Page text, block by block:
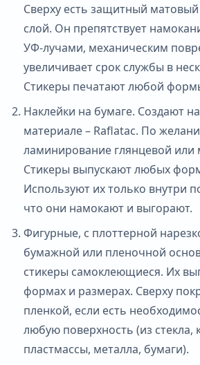
Сверху есть защитный
слой. Он препятствует
УФ-лучами, механическим
увеличивает срок службы в
Стикеры печатают любой
Наклейки на бумаге. Создают
материале – Raflatac. По
ламинирование глянцевой или
Стикеры выпускают любых
Используют их только внутри
что они намокают и выгорают.
Фигурные, с плоттерной
бумажной или пленочной
стикеры самоклеющиеся. Их
формах и размерах. Сверху
пленкой, если есть
любую поверхность (из стекла,
пластмассы, металла, бумаги).